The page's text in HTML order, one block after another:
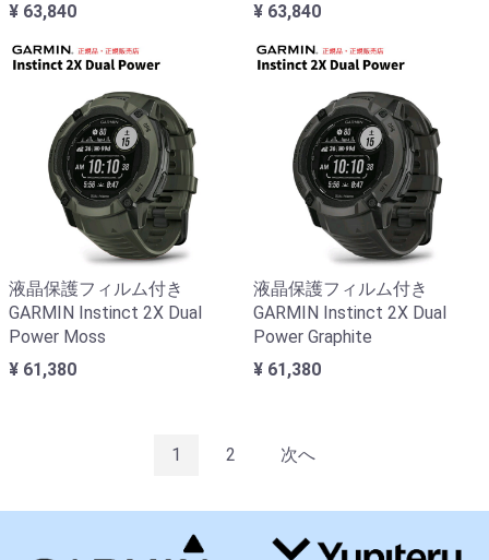
¥ 63,840
¥ 63,840
液晶保護フィルム付き
GARMIN Instinct 2X Dual
Power Moss
¥ 61,380
液晶保護フィルム付き
GARMIN Instinct 2X Dual
Power Graphite
¥ 61,380
1 2 次へ